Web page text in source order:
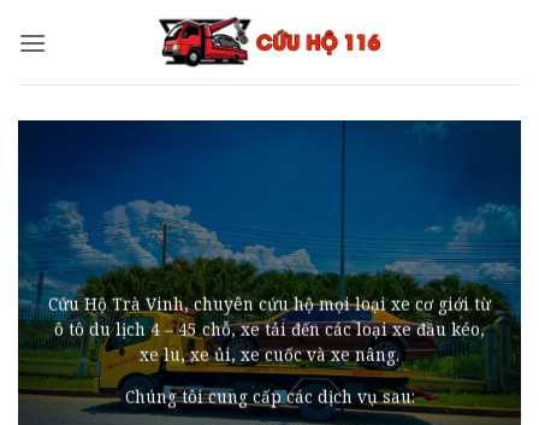
qua
Cứu Hộ Trà Vinh, chuyên cứu hộ mọi loại xe cơ giới từ
ô tô du lịch 4 – 45 chỗ, xe tải đến các loại xe đầu kéo,
xe lu, xe ủi, xe cuốc và xe nâng.
Chúng tôi cung cấp các dịch vụ sau: